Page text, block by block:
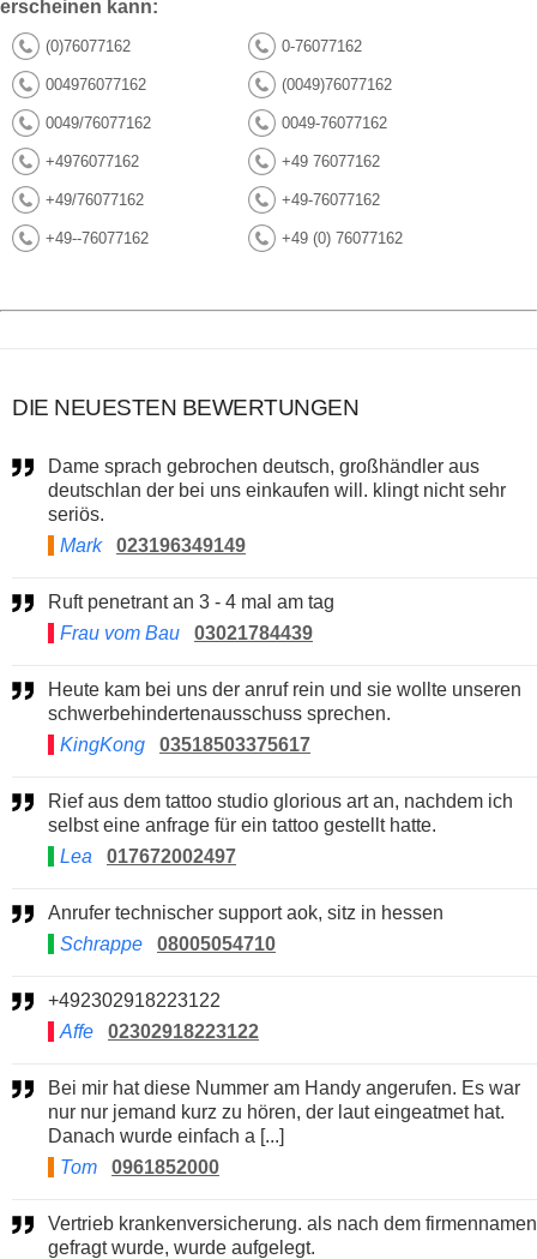
erscheinen kann:
(0)76077162 0-76077162
004976077162 (0049)76077162
0049/76077162 0049-76077162
+4976077162 +49 76077162
+49/76077162 +49-76077162
+49--76077162 +49 (0) 76077162
DIE NEUESTEN BEWERTUNGEN
Dame sprach gebrochen deutsch, großhändler aus
deutschlan der bei uns einkaufen will. klingt nicht sehr
seriös.
Mark
023196349149
Ruft penetrant an 3 - 4 mal am tag
Frau vom Bau
03021784439
Heute kam bei uns der anruf rein und sie wollte unseren
schwerbehindertenausschuss sprechen.
KingKong
03518503375617
Rief aus dem tattoo studio glorious art an, nachdem ich
selbst eine anfrage für ein tattoo gestellt hatte.
Lea
017672002497
Anrufer technischer support aok, sitz in hessen
Schrappe
08005054710
+492302918223122
Affe
02302918223122
Bei mir hat diese Nummer am Handy angerufen. Es war
nur nur jemand kurz zu hören, der laut eingeatmet hat.
Danach wurde einfach a [...]
Tom
0961852000
Vertrieb krankenversicherung. als nach dem firmennamen
gefragt wurde, wurde aufgelegt.